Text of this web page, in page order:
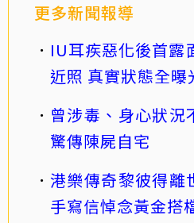
更多新聞報導
IU耳疾惡化後首露
近照 真實狀態全曝
曾涉毒、身心狀況
驚傳陳屍自宅
港樂傳奇黎彼得離
手寫信悼念黃金搭